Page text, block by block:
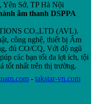
Sở, TP Hà Nội
âm thanh DSPPA
CO.,LTD (AVL).
công nghệ, thiết bị Âm
đủ CO/CQ, Với độ ngũ
các bạn tối đa lợi ích, tội
tốt nhất trên thị trường.
- takstar-vn.com